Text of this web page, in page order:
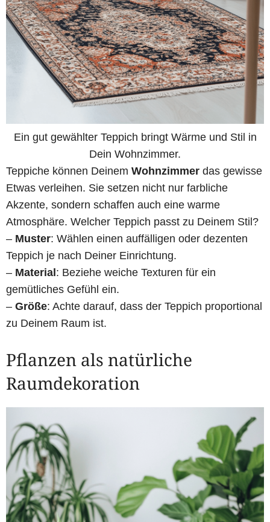
Ein gut gewählter Teppich bringt Wärme und Stil in
Dein Wohnzimmer.
Teppiche können Deinem Wohnzimmer das gewisse
Etwas verleihen. Sie setzen nicht nur farbliche
Akzente, sondern schaffen auch eine warme
Atmosphäre. Welcher Teppich passt zu Deinem Stil?
– Muster: Wählen einen auffälligen oder dezenten
Teppich je nach Deiner Einrichtung.
– Material : Beziehe weiche Texturen für ein
gemütliches Gefühl ein.
– Größe: Achte darauf, dass der Teppich proportional
zu Deinem Raum ist.
Pflanzen als natürliche
Raumdekoration